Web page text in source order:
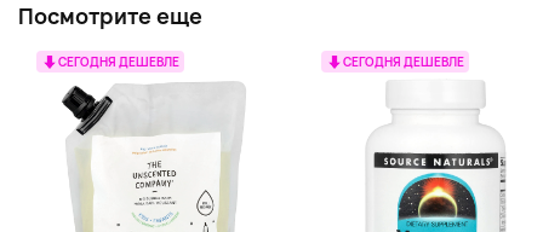
Посмотрите еще
СЕГОДНЯ ДЕШЕВЛЕ СЕГОДНЯ ДЕШЕВЛЕ